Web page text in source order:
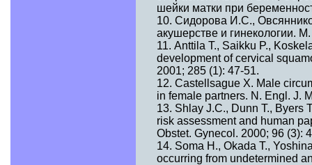
шейки матки при
10. Сидорова И.С.,
акушерстве и гинекологии.
11. Anttila Т., Saikku P.,
development of cervical
2001; 285 (1): 47-51.
12. Castellsague X. Male
in female partners. N. Engl. J.
13. Shlay J.C., Dunn T., Byers
risk assessment and human
Obstet. Gynecol. 2000; 96 (3):
14. Soma H., Okada T.,
occurring from undetermined